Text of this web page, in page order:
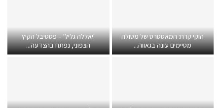
הוקי קרח: המאסטרס של מטולה
מסיימים עונה בגאווה...
'יאללה גליל' – פסטיבל הקיץ
הצפוני, נפתח בהצדעה...